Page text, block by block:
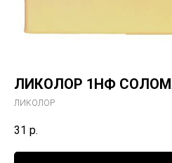
ЛИКОЛОР 1НФ
ЛИКОЛОР
31 р.